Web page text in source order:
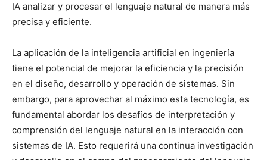
IA analizar y procesar el lenguaje natural de manera más
precisa y eficiente.
La aplicación de la inteligencia artificial en ingeniería
tiene el potencial de mejorar la eficiencia y la precisión
en el diseño, desarrollo y operación de sistemas. Sin
embargo, para aprovechar al máximo esta tecnología, es
fundamental abordar los desafíos de interpretación y
comprensión del lenguaje natural en la interacción con
sistemas de IA. Esto requerirá una continua investigación